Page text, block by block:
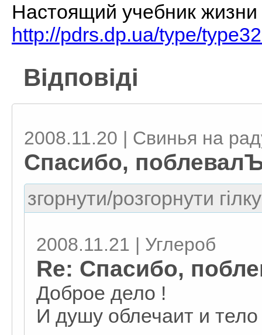
Настоящий учебник
http://pdrs.dp.ua/type/
Відповіді
2008.11.20 | Свинья на
Спасибо,
згорнути/розгорнути
2008.11.21 | Углероб
Re: Спасибо,
Доброе дело !
И душу облечаит и тело